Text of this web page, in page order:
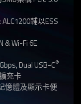
輔以ESS
& Wi-Fi 6E
Dual USB-C®
充卡
憶體及顯示卡便